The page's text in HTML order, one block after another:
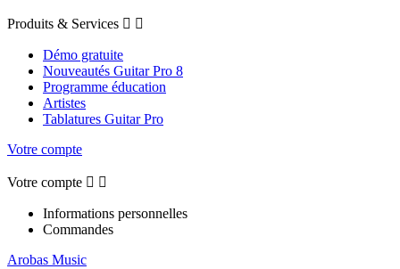
Produits & Services  
Démo gratuite
Nouveautés Guitar Pro 8
Programme éducation
Artistes
Tablatures Guitar Pro
Votre compte
Votre compte  
Informations personnelles
Commandes
Arobas Music